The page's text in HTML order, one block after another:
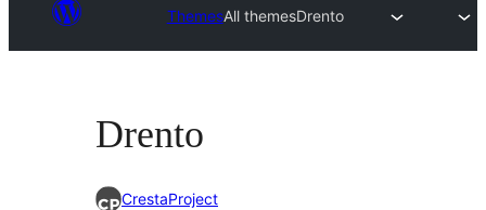
ThemesAll themesDrento
Drento
CrestaProject